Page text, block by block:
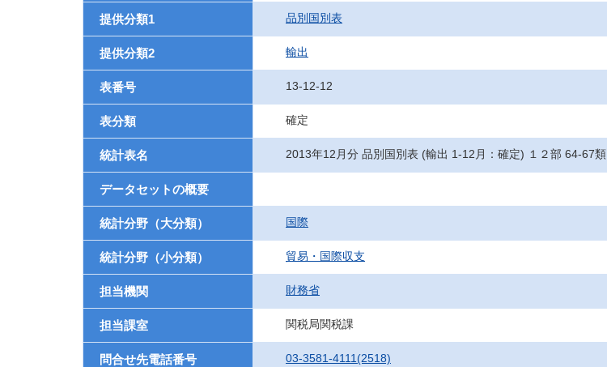
提供分類1 品別国別表
提供分類2 輸出
表番号 13-12-12
表分類 確定
統計表名 2013年12月分 品別国別表 (輸出 1-12月：確定) １２部 64-67類
データセットの概要
統計分野（大分類） 国際
統計分野（小分類） 貿易・国際収支
担当機関 財務省
担当課室 関税局関税課
問合せ先電話番号 03-3581-4111(2518)